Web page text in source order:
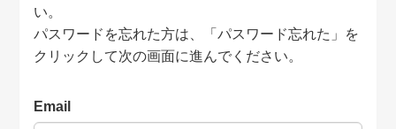
い。
パスワードを忘れた方は、「パスワード忘れた」を
クリックして次の画面に進んでください。
Email